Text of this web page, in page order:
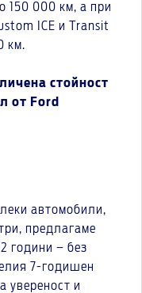
150 000 км, а при
ICE и Transit
км.
стойност
от Ford
автомобили,
предлагаме
години – без
7-годишен
увереност и